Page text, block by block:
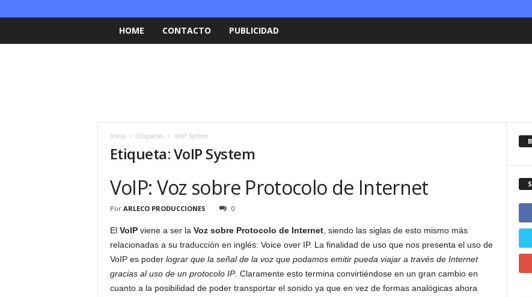
HOME CONTACTO PUBLICIDAD
Inicio Etiquetas VoIP System
Etiqueta: VoIP System
VoIP: Voz sobre Protocolo de Internet
Por ARLECO PRODUCCIONES 0
El VoIPviene a ser la Voz sobre Protocolo de Internet, siendo las siglas de esto mismo más
relacionadas a su traducción en inglés: Voice over IP. La finalidad de uso que nos presenta el uso de
VoIP es poder lograr que la señal de la voz que podamos emitir pueda viajar a través de Internet
gracias al uso de un protocolo IP. Claramente esto termina convirtiéndose en un gran cambio en
cuanto a la posibilidad de poder transportar el sonido ya que en vez de formas analógicas ahora